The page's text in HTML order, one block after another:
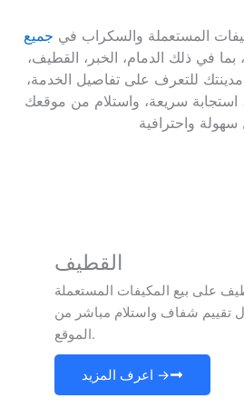
المستعملة والسكراب في جميع
، بما في ذلك الدمام، الخبر، القطيف،
مدينتك للتعرف على تفاصيل الخدمة،
استجابة سريعة، واستلام من موقعك
القطيف
على بيع المكيفات المستعملة
تقييم شفاف واستلام مباشر من
الموقع.
اعرف المزيد →